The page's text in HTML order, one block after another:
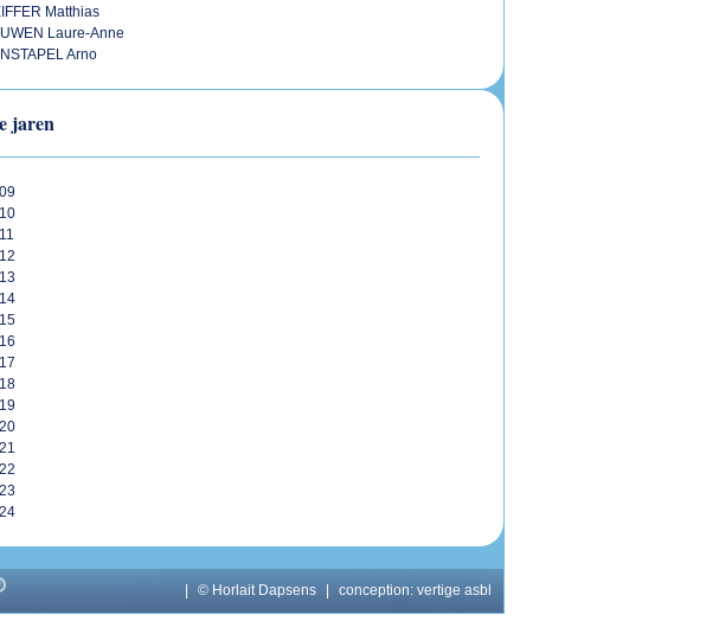
Matthias
Laure-Anne
Arno
jaren
© Horlait Dapsens conception: vertige asbl